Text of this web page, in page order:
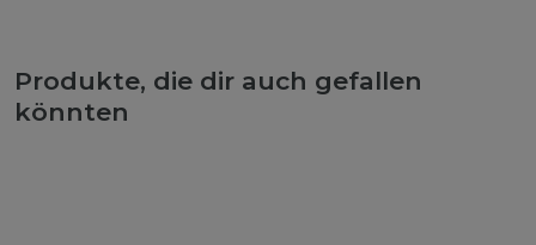
Produkte, die dir auch gefallen
könnten